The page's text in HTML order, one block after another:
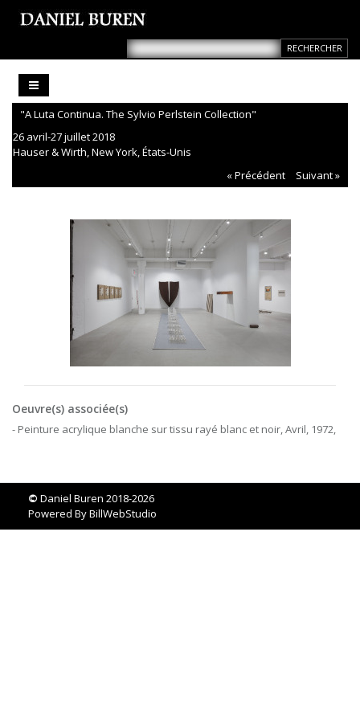
"A Luta Continua. The Sylvio Perlstein Collection"
26 avril-27 juillet 2018
Hauser & Wirth, New York, États-Unis
« Précédent
Suivant »
Oeuvre(s) associée(s)
- Peinture acrylique blanche sur tissu rayé blanc et noir, Avril, 1972,
© Daniel Buren 2018-2026
Powered ByBillWebStudio